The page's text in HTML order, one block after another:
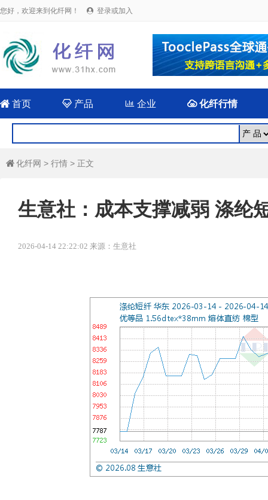
您好，欢迎来到化纤网！  登录或加入
 首页  产品 企业 化纤行情
 化纤网 > 行情 > 正文
生意社：成本支撑减弱 涤纶
2026-04-14 22:22:02 来源：生意社